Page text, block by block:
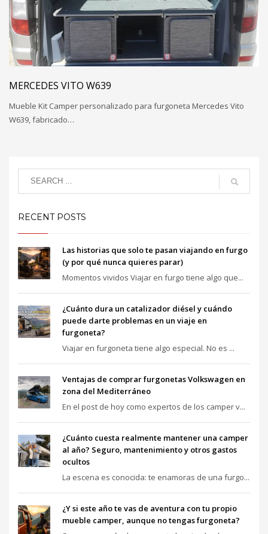
MERCEDES VITO W639
Mueble Kit Camper personalizado para furgoneta Mercedes Vito
W639, fabricado…
RECENT POSTS
Las historias que solo te pasan viajando en furgo
(y por qué nunca quieres parar)
Momentos vividos Viajar en furgo tiene algo que...
¿Cuánto dura un catalizador diésel y cuándo
puede darte problemas en un viaje en
furgoneta?
Viajar en furgoneta tiene algo especial. No es ...
Ventajas de comprar furgonetas Volkswagen en
zona del Mediterráneo
En el post de hoy como expertos de los camper v...
¿Cuánto cuesta realmente mantener una camper
al año? Seguro, mantenimiento y otros gastos
ocultos
La escena es conocida: te enamoras de una furgo...
¿Y si este año te vas de aventura con tu propio
mueble camper, aunque no tengas furgoneta?